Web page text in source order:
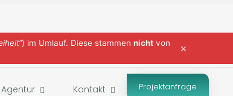
) im Umlauf. Diese stammen nicht von
×
Agentur Kontakt Projektanfrage